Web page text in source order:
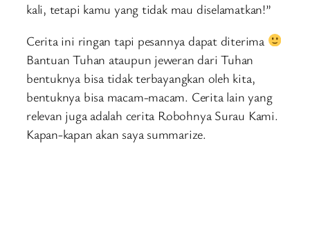
kali, tetapi kamu yang tidak mau diselamatkan!”
Cerita ini ringan tapi pesannya dapat diterima
Bantuan Tuhan ataupun jeweran dari Tuhan
bentuknya bisa tidak terbayangkan oleh kita,
bentuknya bisa macam-macam. Cerita lain yang
relevan juga adalah cerita Robohnya Surau Kami.
Kapan-kapan akan saya summarize.